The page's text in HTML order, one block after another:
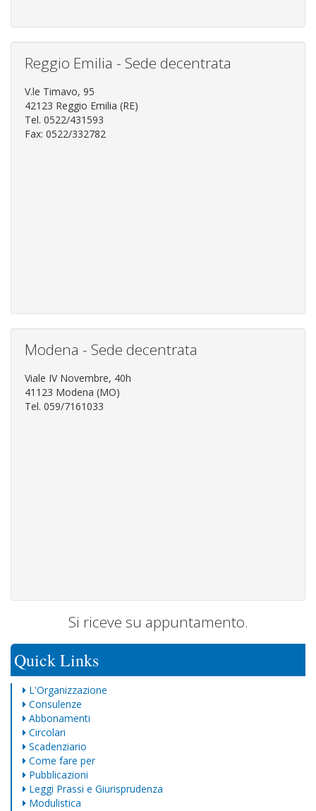
Reggio Emilia - Sede decentrata
V.le Timavo, 95
42123 Reggio Emilia (RE)
Tel. 0522/431593
Fax: 0522/332782
Modena - Sede decentrata
Viale IV Novembre, 40h
41123 Modena (MO)
Tel. 059/7161033
Si riceve su appuntamento.
Quick Links
L'Organizzazione
Consulenze
Abbonamenti
Circolari
Scadenziario
Come fare per
Pubblicazioni
Leggi Prassi e Giurisprudenza
Modulistica